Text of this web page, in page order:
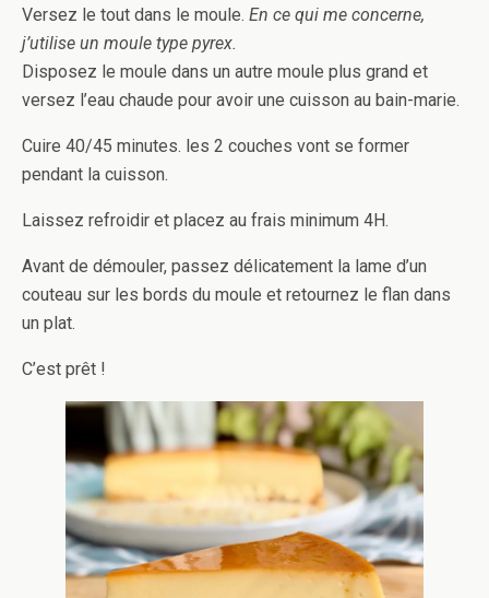
Versez le tout dans le moule. En ce qui me concerne,
j’utilise un moule type pyrex.
Disposez le moule dans un autre moule plus grand et
versez l’eau chaude pour avoir une cuisson au bain-marie.
Cuire 40/45 minutes. les 2 couches vont se former
pendant la cuisson.
Laissez refroidir et placez au frais minimum 4H.
Avant de démouler, passez délicatement la lame d’un
couteau sur les bords du moule et retournez le flan dans
un plat.
C’est prêt !